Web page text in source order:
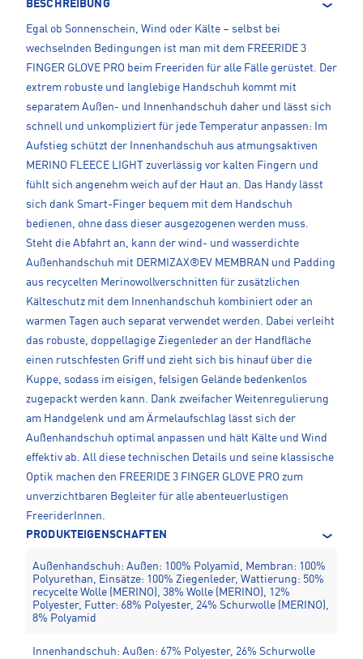
BESCHREIBUNG
Egal ob Sonnenschein, Wind oder Kälte – selbst bei
wechselnden Bedingungen ist man mit dem FREERIDE 3
FINGER GLOVE PRO beim Freeriden für alle Fälle gerüstet. Der
extrem robuste und langlebige Handschuh kommt mit
separatem Außen- und Innenhandschuh daher und lässt sich
schnell und unkompliziert für jede Temperatur anpassen: Im
Aufstieg schützt der Innenhandschuh aus atmungsaktiven
MERINO FLEECE LIGHT zuverlässig vor kalten Fingern und
fühlt sich angenehm weich auf der Haut an. Das Handy lässt
sich dank Smart-Finger bequem mit dem Handschuh
bedienen, ohne dass dieser ausgezogenen werden muss.
Steht die Abfahrt an, kann der wind- und wasserdichte
Außenhandschuh mit DERMIZAX®EV MEMBRAN und Padding
aus recycelten Merinowollverschnitten für zusätzlichen
Kälteschutz mit dem Innenhandschuh kombiniert oder an
warmen Tagen auch separat verwendet werden. Dabei verleiht
das robuste, doppellagige Ziegenleder an der Handfläche
einen rutschfesten Griff und zieht sich bis hinauf über die
Kuppe, sodass im eisigen, felsigen Gelände bedenkenlos
zugepackt werden kann. Dank zweifacher Weitenregulierung
am Handgelenk und am Ärmelaufschlag lässt sich der
Außenhandschuh optimal anpassen und hält Kälte und Wind
effektiv ab. All diese technischen Details und seine klassische
Optik machen den FREERIDE 3 FINGER GLOVE PRO zum
unverzichtbaren Begleiter für alle abenteuerlustigen
FreeriderInnen.
PRODUKTEIGENSCHAFTEN
Außenhandschuh: Außen: 100% Polyamid, Membran: 100%
Polyurethan, Einsätze: 100% Ziegenleder, Wattierung: 50%
recycelte Wolle (MERINO), 38% Wolle (MERINO), 12%
Polyester, Futter: 68% Polyester, 24% Schurwolle (MERINO),
8% Polyamid
Innenhandschuh: Außen: 67% Polyester, 26% Schurwolle